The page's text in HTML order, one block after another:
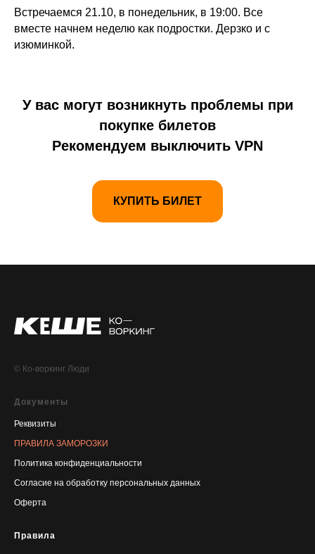
Встречаемся 21.10, в понедельник, в 19:00. Все
вместе начнем неделю как подростки. Дерзко и с
изюминкой.
У вас могут возникнуть проблемы при
покупке билетов
Рекомендуем выключить VPN
КУПИТЬ БИЛЕТ
© Ко-воркинг Люди
Документы
Реквизиты
ПРАВИЛА ЗАМОРОЗКИ
Политика конфиденциальности
Согласие на обработку персональных данных
Оферта
Правила